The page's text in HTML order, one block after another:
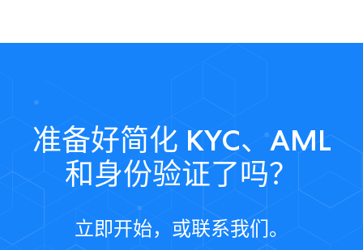
准备好简化 KYC、AML
和身份验证了吗？
立即开始，或联系我们。